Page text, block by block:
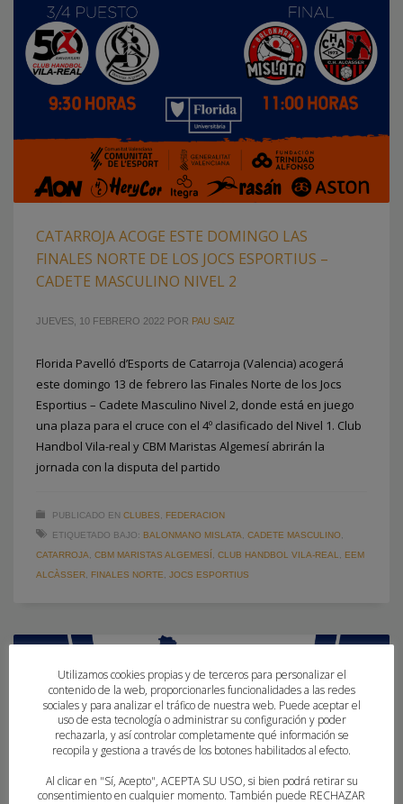
CATARROJA ACOGE ESTE DOMINGO LAS
FINALES NORTE DE LOS JOCS ESPORTIUS –
CADETE MASCULINO NIVEL 2
JUEVES, 10 FEBRERO 2022 POR PAU SAIZ
Florida Pavelló d’Esports de Catarroja (Valencia) acogerá
este domingo 13 de febrero las Finales Norte de los Jocs
Esportius – Cadete Masculino Nivel 2, donde está en juego
una plaza para el cruce con el 4º clasificado del Nivel 1. Club
Handbol Vila-real y CBM Maristas Algemesí abrirán la
jornada con la disputa del partido
PUBLICADO EN CLUBES
FEDERACION
ETIQUETADO BAJO: BALONMANO MISLATA CADETE MASCULINO
CATARROJA
CBM MARISTAS ALGEMESÍ CLUB HANDBOL VILA-REAL
EEM
ALCÀSSER
FINALES NORTE JOCS ESPORTIUS
Utilizamos cookies propias y de terceros para personalizar el
contenido de la web, proporcionarles funcionalidades a las redes
sociales y para analizar el tráfico de nuestra web. Puede aceptar el
uso de esta tecnología o administrar su configuración y poder
rechazarla, y así controlar completamente qué información se
recopila y gestiona a través de los botones habilitados al efecto.
Al clicar en "Sí, Acepto", ACEPTA SU USO, si bien podrá retirar su
consentimiento en cualquier momento. También puede RECHAZAR